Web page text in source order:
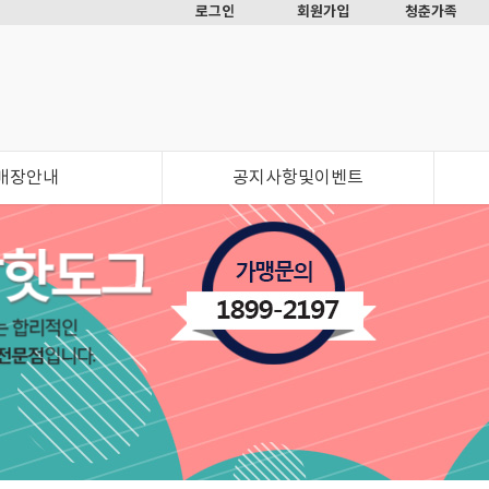
로그인 회원가입 청춘가족
장안내 공지사항및이벤트